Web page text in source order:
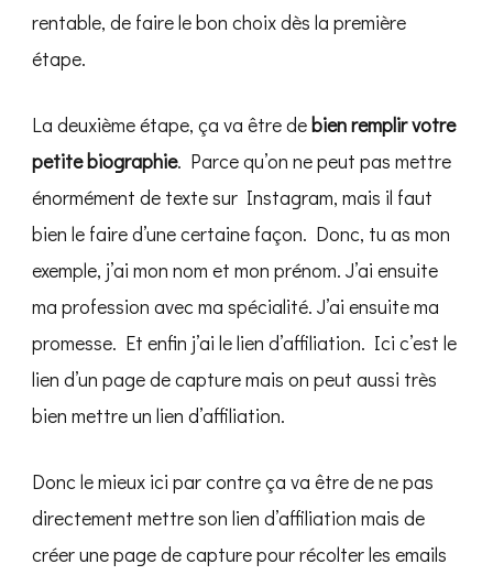
rentable, de faire le bon choix dès la première
étape.
La deuxième étape, ça va être debien remplir votre
petite biographie. Parce qu’on ne peut pas mettre
énormément de texte sur Instagram, mais il faut
bien le faire d’une certaine façon. Donc, tu as mon
exemple, j’ai mon nom et mon prénom. J’ai ensuite
ma profession avec ma spécialité. J’ai ensuite ma
promesse. Et enfin j’ai le lien d’affiliation. Ici c’est le
lien d’un page de capture mais on peut aussi très
bien mettre un lien d’affiliation.
Donc le mieux ici par contre ça va être de ne pas
directement mettre son lien d’affiliation mais de
créer une page de capture pour récolter les emails